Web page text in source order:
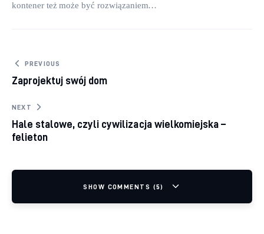
kontener też może być rozwiązaniem…
Nawigacja wpisu
PREVIOUS
Zaprojektuj swój dom
NEXT
Hale stalowe, czyli cywilizacja wielkomiejska –
felieton
SHOW COMMENTS (5)